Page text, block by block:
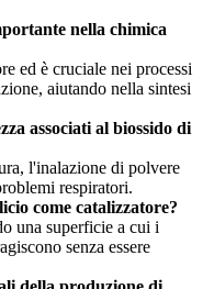
nella chimica
ed è cruciale nei processi
aiutando nella sintesi
associati al biossido di
l'inalazione di polvere
respiratori.
come catalizzatore?
una superficie a cui i
senza essere